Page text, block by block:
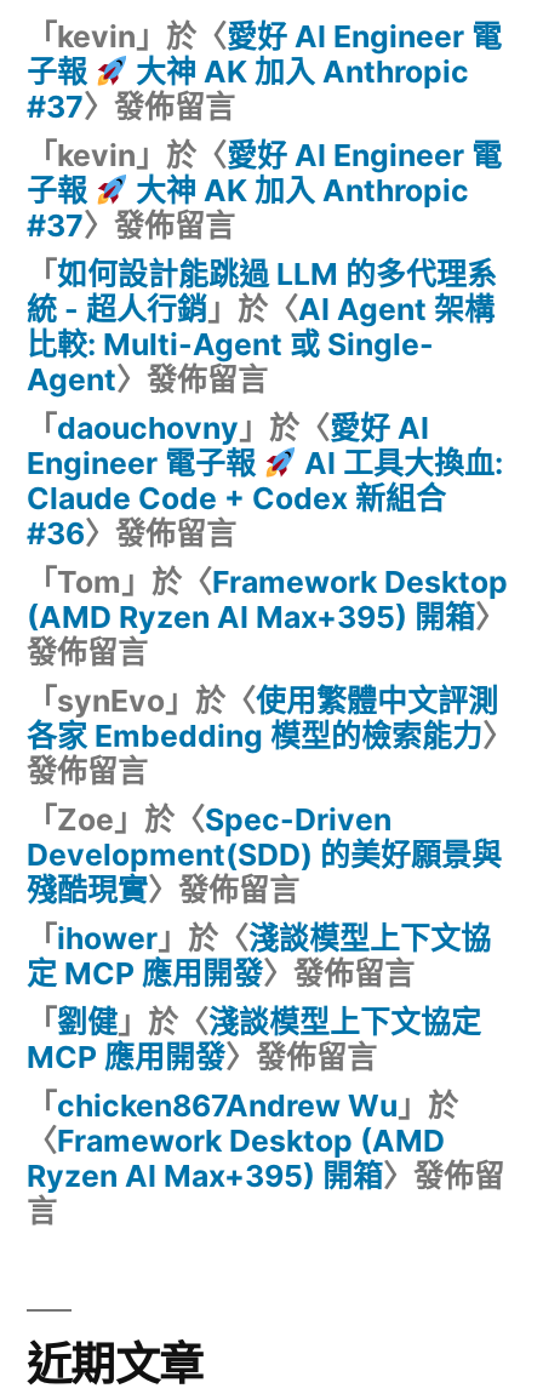
「 kevin 」於〈愛好 AI Engineer 電
子報
大神 AK 加入 Anthropic
#37〉發佈留言
「 kevin 」於〈愛好 AI Engineer 電
子報
大神 AK 加入 Anthropic
#37〉發佈留言
「 如何設計能跳過 LLM 的多代理系
統 - 超人行銷 」於〈AI Agent 架構
比較: Multi-Agent 或 Single-
Agent〉發佈留言
「 daouchovny 」於〈愛好 AI
Engineer 電子報
AI 工具大換血:
Claude Code + Codex 新組合
#36〉發佈留言
「 Tom 」於〈Framework Desktop
(AMD Ryzen AI Max+395) 開箱〉
發佈留言
「 synEvo 」於〈使用繁體中文評測
各家 Embedding 模型的檢索能力〉
發佈留言
「 Zoe 」於〈Spec-Driven
Development(SDD) 的美好願景與
殘酷現實〉發佈留言
「 ihower 」於〈淺談模型上下文協
定 MCP 應用開發〉發佈留言
「 劉健」於〈淺談模型上下文協定
MCP 應用開發〉發佈留言
「 chicken867Andrew Wu 」於
〈Framework Desktop (AMD
Ryzen AI Max+395) 開箱〉發佈留
言
近期文章